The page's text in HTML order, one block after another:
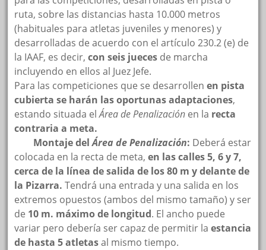
ruta, sobre las distancias hasta 10.000 metros
(habituales para atletas juveniles y menores) y
desarrolladas de acuerdo con el artículo 230.2 (e) de
la IAAF, es decir,con seis jueces de marcha
incluyendo en ellos al Juez Jefe.
Para las competiciones que se desarrollen en pista
cubierta se harán las oportunas adaptaciones,
estando situada elÁrea de Penalización en la recta
contraria a meta.
Montaje delÁrea de Penalización: Deberá estar
colocada en la recta de meta,en las calles 5, 6 y 7,
cerca de la línea de salida de los 80 m y delante de
la Pizarra. Tendrá una entrada y una salida en los
extremos opuestos (ambos del mismo tamaño) y ser
de 10 m. máximo de longitud. El ancho puede
variar pero debería ser capaz de permitir laestancia
de hasta 5 atletasal mismo tiempo.